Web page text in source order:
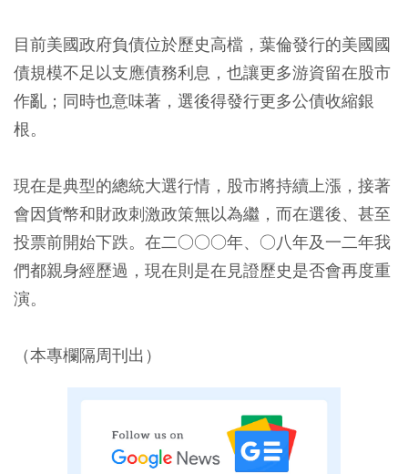
目前美國政府負債位於歷史高檔，葉倫發行的美國國
債規模不足以支應債務利息，也讓更多游資留在股市
作亂；同時也意味著，選後得發行更多公債收縮銀
根。
現在是典型的總統大選行情，股市將持續上漲，接著
會因貨幣和財政刺激政策無以為繼，而在選後、甚至
投票前開始下跌。在二○○○年、○八年及一二年我
們都親身經歷過，現在則是在見證歷史是否會再度重
演。
（本專欄隔周刊出）